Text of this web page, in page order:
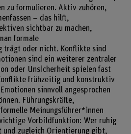
zu formulieren. Aktiv zuhören,
– das hilft,
sichtbar zu machen,
formale
trägt oder nicht. Konflikte sind
sind ein weiterer zentraler
oder Unsicherheit spielen fast
frühzeitig und konstruktiv
sinnvoll angesprochen
Führungskräfte,
Meinungsführer*innen
Vorbildfunktion: Wer ruhig
und zugleich Orientierung gibt,